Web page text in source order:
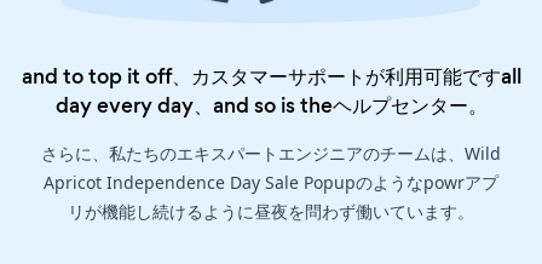
and to top it off、カスタマーサポートが利用可能ですall
day every day、and so is theヘルプセンター。
さらに、私たちのエキスパートエンジニアのチームは、Wild
Apricot Independence Day Sale Popupのようなpowrアプ
リが機能し続けるように昼夜を問わず働いています。